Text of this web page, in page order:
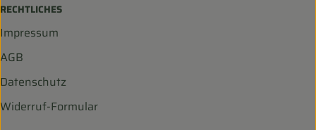
RECHTLICHES
Impressum
AGB
Datenschutz
Widerruf-Formular